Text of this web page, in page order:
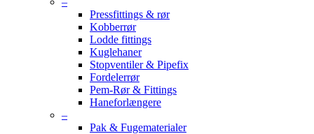
Pressfittings & rør
Kobberrør
Lodde fittings
Kuglehaner
Stopventiler & Pipefix
Fordelerrør
Pem-Rør & Fittings
Haneforlængere
–
Pak & Fugematerialer